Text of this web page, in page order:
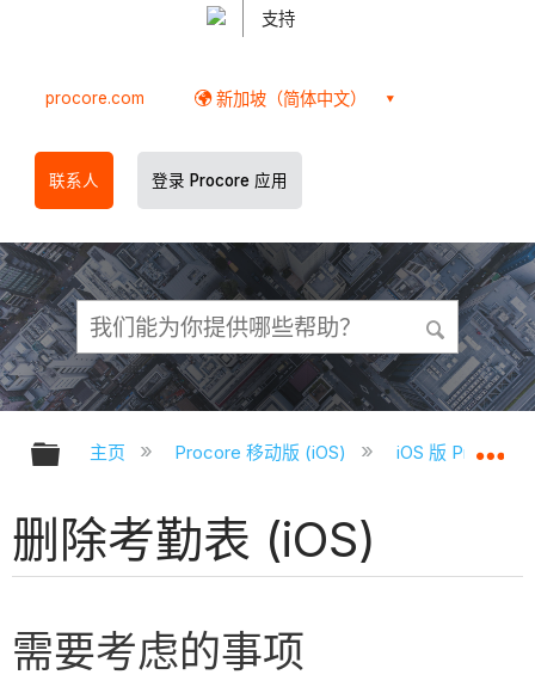
支持
procore.com 新加坡（简体中文）
联系人 登录 Procore 应用
扩展/隐缩全局层次
主页 Procore 移动版 (iOS) iOS 版 Procore
删除考勤表 (iOS)
需要考虑的事项